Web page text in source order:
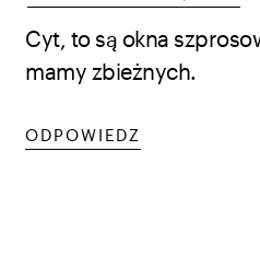
Cyt, to są okna
mamy zbieżnych.
ODPOWIEDZ